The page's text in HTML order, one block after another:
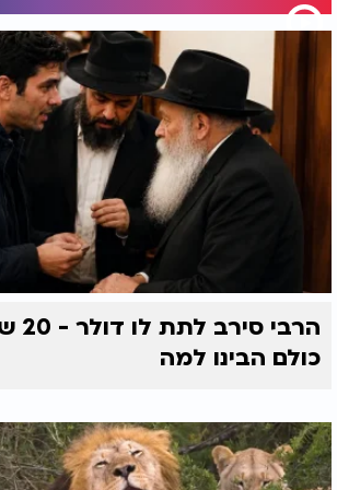
לשותפות בתורה ולזכות
השאירו את
שם מלא:
מס' טלפון: *
אני מסכים/הלתנאי השימוש
הפרטיות
כולם הבינו למה